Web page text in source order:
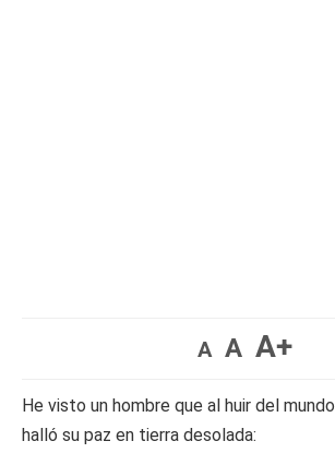
A A A+
He visto un hombre que al huir del mundo
halló su paz en tierra desolada: